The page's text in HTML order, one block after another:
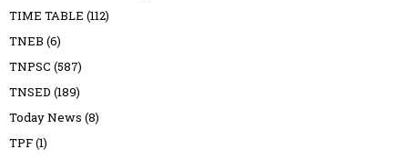
TIME TABLE (112)
TNEB (6)
TNPSC (587)
TNSED (189)
Today News (8)
TPF(1)